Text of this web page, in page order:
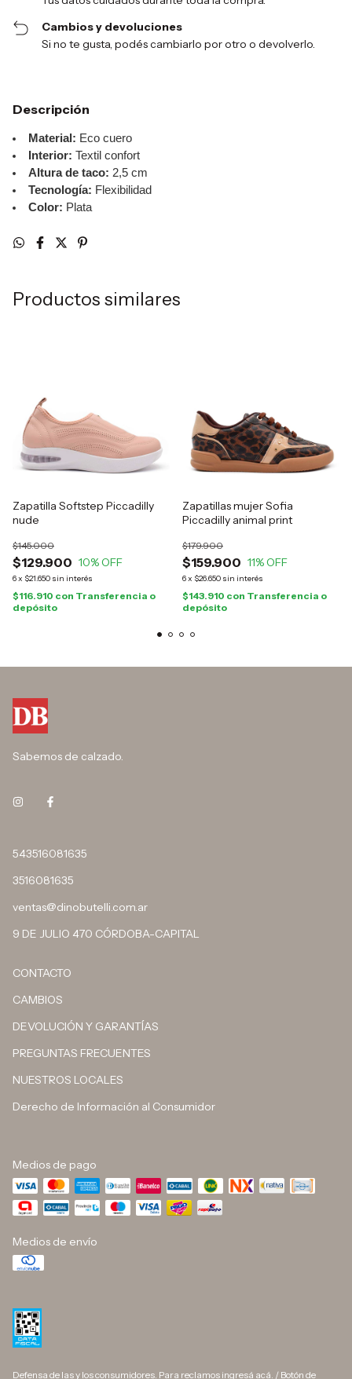
Cambios y devoluciones
Si no te gusta, podés cambiarlo por otro o devolverlo.
Descripción
Material: Eco cuero
Interior: Textil confort
Altura de taco: 2,5 cm
Tecnología: Flexibilidad
Color: Plata
Productos similares
Zapatilla Softstep Piccadilly
nude
$129.900
$145.000
10% OFF
6x $21.650 sin interés
$116.910 con Transferencia o
depósito
Zapatillas mujer Sofia
Piccadilly animal print
$159.900
$179.900
11% OFF
6x $26.650 sin interés
$143.910 con Transferencia o
depósito
Sabemos de calzado.
543516081635
3516081635
ventas@dinobutelli.com.ar
9 DE JULIO 470 CÓRDOBA-CAPITAL
CONTACTO
CAMBIOS
DEVOLUCIÓN Y GARANTÍAS
PREGUNTAS FRECUENTES
NUESTROS LOCALES
Derecho de Información al Consumidor
Medios de pago
Medios de envío
Defensa de las y los consumidores. Para reclamos ingresá acá. / Botón de